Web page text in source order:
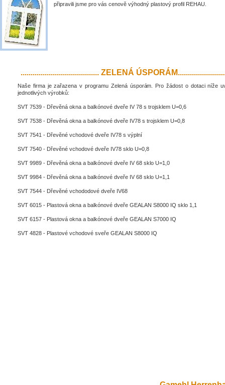
připravili jsme pro vás cenově výhodný plastový profil REHAU.
....................................... ZELENÁ
Naše firma je zařazena v programu Zelená úsporám. Pro žádost o dotaci níže
jednotlivých výrobků:
SVT 7539 - Dřevěná okna a balkónové dveře IV 78 s trojsklem U=0,6
SVT 7538 - Dřevěná okna a balkónové dveře IV78 s trojsklem U=0,8
SVT 7541 - Dřevěné vchodové dveře IV78 s výplní
SVT 7540 - Dřevěné vchodové dveře IV78 sklo U=0,8
SVT 9989 - Dřevěná okna a balkónové dveře IV 68 sklo U=1,0
SVT 9984 - Dřevěná okna a balkónové dveře IV 68 sklo U=1,1
SVT 7544 - Dřevěné vchododové dveře IV68
SVT 6015 - Plastová okna a balkónové dveře GEALAN S8000 IQ sklo 1,1
SVT 6157 - Plastová okna a balkónové dveře GEALAN S7000 IQ
SVT 4828 - Plastové vchodové sveře GEALAN S8000 IQ